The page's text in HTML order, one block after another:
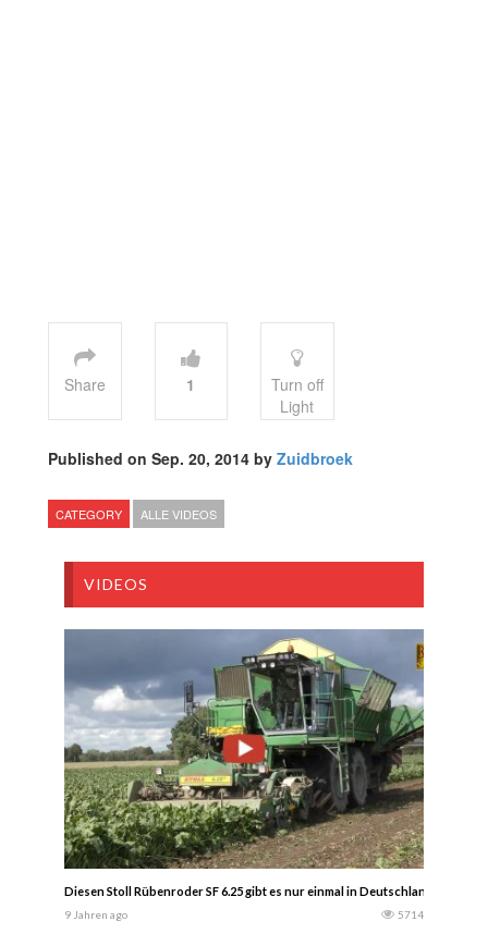
Share 1
Turn off
Light
Published on Sep. 20, 2014 by Zuidbroek
CATEGORY ALLE VIDEOS
VIDEOS
Diesen Stoll Rübenroder SF 6.25 gibt es nur einmal in Deutschland.
9 Jahren ago 5714